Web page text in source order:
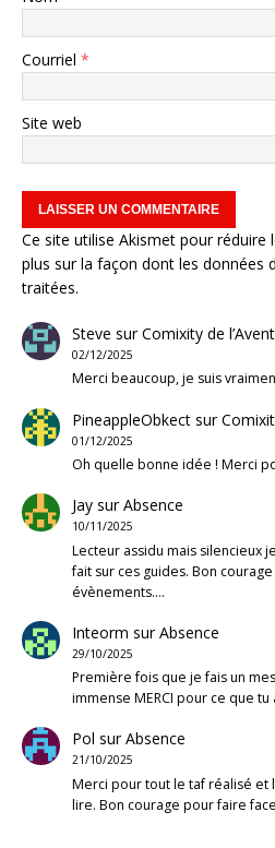
Courriel *
Site web
Ce site utilise Akismet pour réduire
plus sur la façon dont les données
traitées.
Steve surComixity de
02/12/2025
Merci beaucoup, je suis
PineappleObkectsur
01/12/2025
Oh quelle bonne idée ! Merci
JaysurAbsence
10/11/2025
Lecteur assidu mais silencieux
fait sur ces guides. Bon
évènements.…
Inteorm surAbsence
29/10/2025
Première fois que je fais un
immense MERCI pour ce que tu
Pol surAbsence
21/10/2025
Merci pour tout le taf réalisé et
lire. Bon courage pour faire